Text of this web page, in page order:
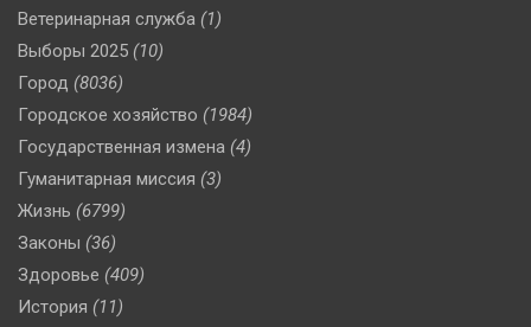
Ветеринарная служба (1)
Выборы 2025 (10)
Город (8036)
Городское хозяйство (1984)
Государственная измена (4)
Гуманитарная миссия (3)
Жизнь (6799)
Законы (36)
Здоровье (409)
История (11)